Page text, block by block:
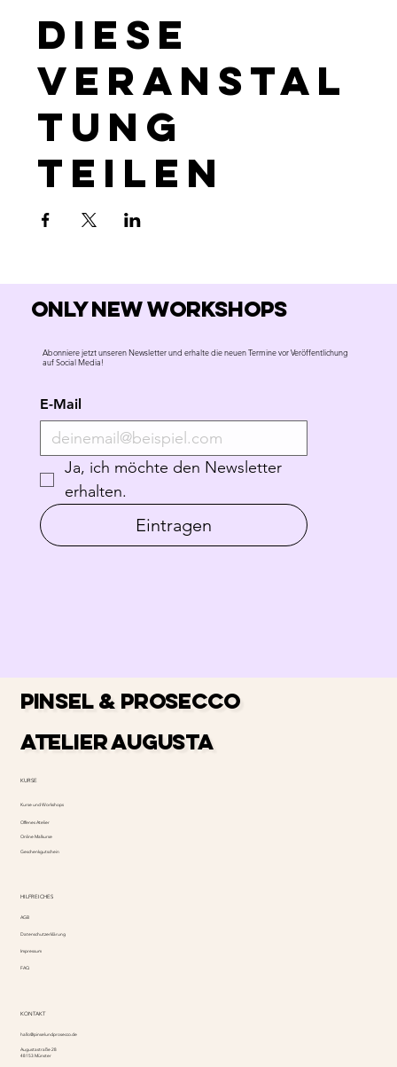
Only new workshops
Abonniere jetzt unseren Newsletter und erhalte die neuen Termine vor Veröffentlichung
auf Social Media!
E-Mail
Ja, ich möchte den Newsletter
erhalten.
Eintragen
Diese
Veranstal
tung
teilen
PINSEL & PROSECCO
ATELIER AUGUSTA
KURSE
Kurse und Workshops
Offenes Atelier
Online Malkurse
Geschenkgutschein
HILFREICHES
AGB
Datenschutzerklärung
Impressum
FAQ
KONTAKT
hallo@pinselundprosecco.de
Augustastraße 28
48153 Münster